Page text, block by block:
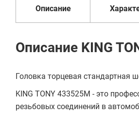
Описание
Описание KING
Головка торцевая стандартная
KING TONY 433525M - это
резьбовых соединений в